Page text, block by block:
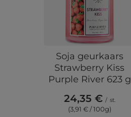
Soja geurkaars
Strawberry Kiss
Purple River 623 g
24,35 € / st.
(3,91 € / 100g)